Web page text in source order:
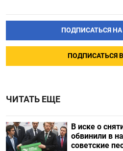
ПОДПИСАТЬСЯ
ПОДПИСАТЬСЯ В
ЧИТАТЬ ЕЩЕ
В иске о
обвинили в
советские